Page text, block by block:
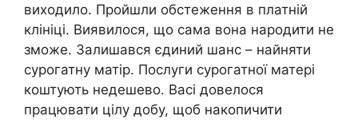
виходило. Пройшли обстеження в платній
клініці. Виявилося, що сама вона народити не
зможе. Залишався єдиний шанс – найняти
сурогатну матір. Послуги сурогатної матері
коштують недешево. Васі довелося
працювати цілу добу, щоб накопичити